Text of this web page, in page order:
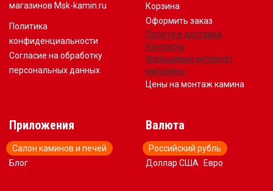
магазинов Msk-kamin.ru
Политика
конфиденциальности
Согласие на обработку
персональных данных
Корзина
Оформить заказ
Оплата и доставка
Контакты
Фальшивые интернет
магазины
Цены на монтаж камина
Приложения
Салон каминов и печей
Блог
Валюта
Российский рубль
Доллар США
Евро